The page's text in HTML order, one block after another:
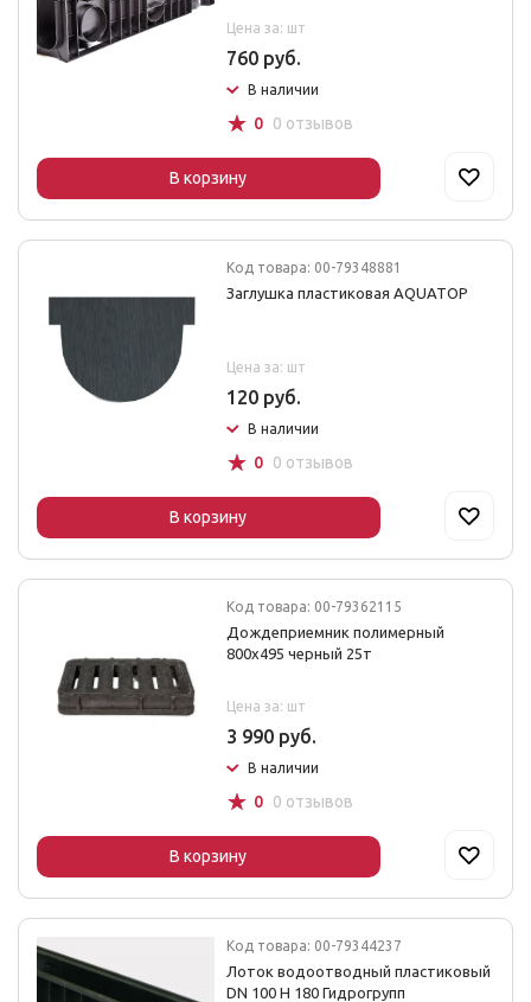
Цена за: шт
760 руб.
В наличии
☆ 0 0 отзывов
В корзину
Код товара: 00-79348881
Заглушка пластиковая AQUATOP
Цена за: шт
120 руб.
В наличии
☆ 0 0 отзывов
В корзину
Код товара: 00-79362115
Дождеприемник полимерный
800х495 черный 25т
Цена за: шт
3 990 руб.
В наличии
☆ 0 0 отзывов
В корзину
Код товара: 00-79344237
Лоток водоотводный пластиковый
DN 100 H 180 Гидрогрупп